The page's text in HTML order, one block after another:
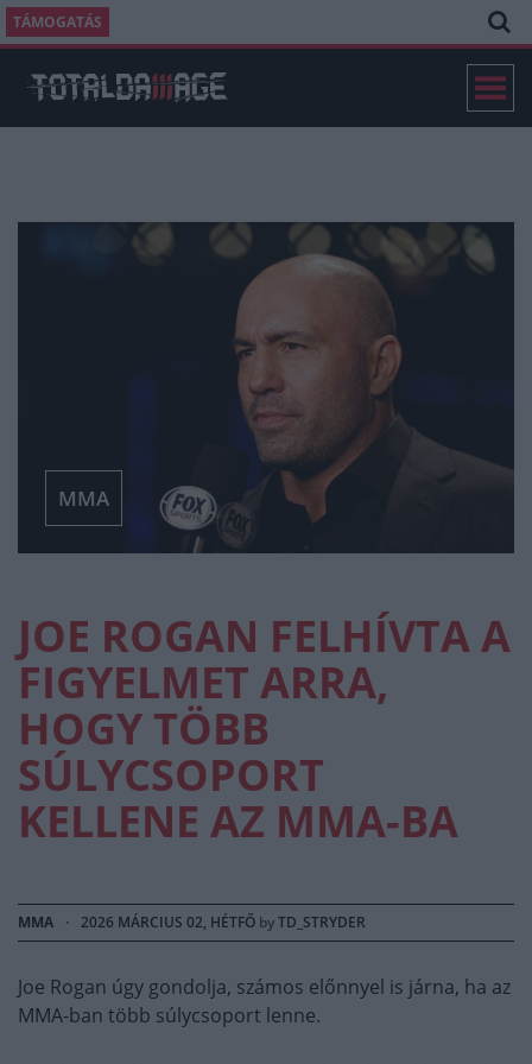
TÁMOGATÁS
MMA
JOE ROGAN FELHÍVTA A
FIGYELMET ARRA,
HOGY TÖBB
SÚLYCSOPORT
KELLENE AZ MMA-BA
MMA · 2026 MÁRCIUS 02, HÉTFŐ byTD_STRYDER
Joe Rogan úgy gondolja, számos előnnyel is járna, ha az
MMA-ban több súlycsoport lenne.